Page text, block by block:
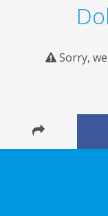
Sorry,